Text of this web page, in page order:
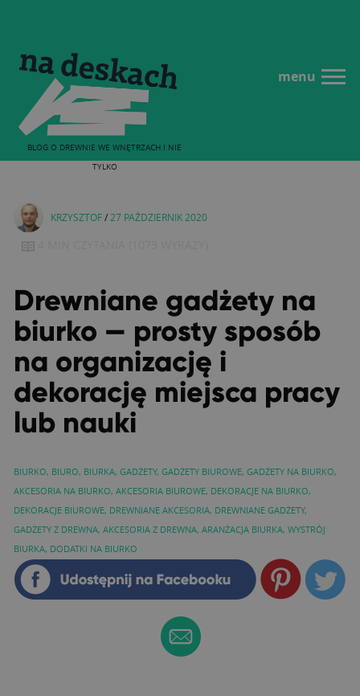
BLOG O DREWNIE WE WNĘTRZACH I NIE
TYLKO
menu
KRZYSZTOF/ 27 PAŹDZIERNIK 2020
Drewniane gadżety na
biurko — prosty sposób
na organizację i
dekorację miejsca pracy
lub nauki
BIURKO, BIURO, BIURKA, GADŻETY, GADŻETY BIUROWE, GADŻETY NA BIURKO,
AKCESORIA NA BIURKO, AKCESORIA BIUROWE, DEKORACJE NA BIURKO,
DEKORACJE BIUROWE, DREWNIANE AKCESORIA, DREWNIANE GADŻETY,
GADŻETY Z DREWNA, AKCESORIA Z DREWNA, ARANŻACJA BIURKA, WYSTRÓJ
BIURKA, DODATKI NA BIURKO